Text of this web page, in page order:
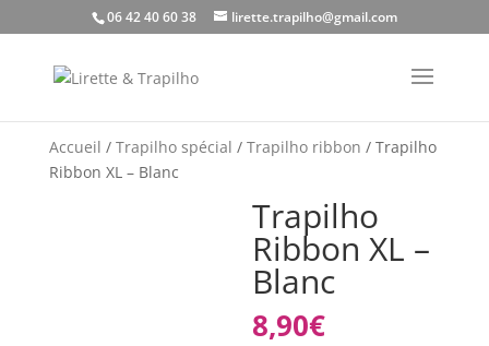
06 42 40 60 38 lirette.trapilho@gmail.com
Accueil / Trapilho spécial / Trapilho ribbon / Trapilho
Ribbon XL – Blanc
Trapilho
Ribbon XL –
Blanc
8,90€